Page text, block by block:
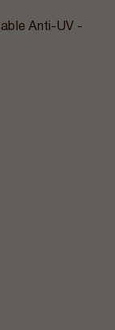
Anti-UV -